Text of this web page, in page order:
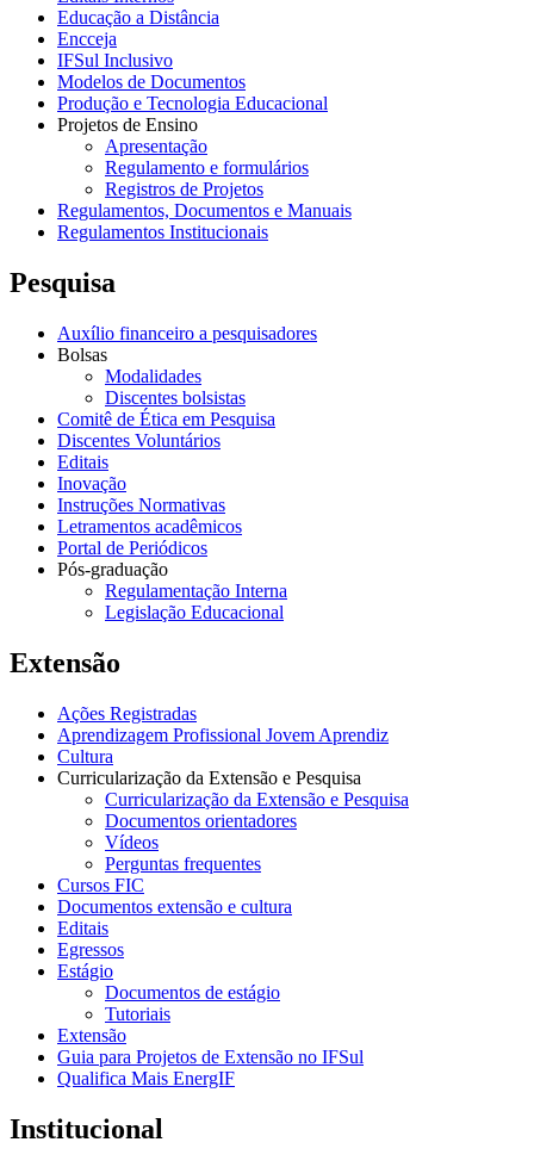
Educação a Distância
Encceja
IFSul Inclusivo
Modelos de Documentos
Produção e Tecnologia Educacional
Projetos de Ensino
Apresentação
Regulamento e formulários
Registros de Projetos
Regulamentos, Documentos e Manuais
Regulamentos Institucionais
Pesquisa
Auxílio financeiro a pesquisadores
Bolsas
Modalidades
Discentes bolsistas
Comitê de Ética em Pesquisa
Discentes Voluntários
Editais
Inovação
Instruções Normativas
Letramentos acadêmicos
Portal de Periódicos
Pós-graduação
Regulamentação Interna
Legislação Educacional
Extensão
Ações Registradas
Aprendizagem Profissional Jovem Aprendiz
Cultura
Curricularização da Extensão e Pesquisa
Curricularização da Extensão e Pesquisa
Documentos orientadores
Vídeos
Perguntas frequentes
Cursos FIC
Documentos extensão e cultura
Editais
Egressos
Estágio
Documentos de estágio
Tutoriais
Extensão
Guia para Projetos de Extensão no IFSul
Qualifica Mais EnergIF
Institucional